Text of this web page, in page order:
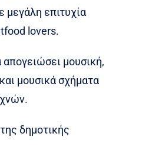
μεγάλη επιτυχία
lovers.
μουσική,
μουσικά σχήματα
δημοτικής